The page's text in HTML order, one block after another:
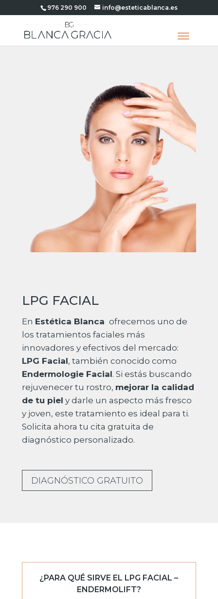
976 290 900 info@esteticablanca.es
LPG FACIAL
En Estética Blanca ofrecemos uno de
los tratamientos faciales más
innovadores y efectivos del mercado:
LPG Facial, también conocido como
Endermologie Facial. Si estás buscando
rejuvenecer tu rostro, mejorar la calidad
de tu piel y darle un aspecto más fresco
y joven, este tratamiento es ideal para ti.
Solicita ahora tu cita gratuita de
diagnóstico personalizado.
DIAGNÓSTICO GRATUITO
¿PARA QUÉ SIRVE EL LPG FACIAL –
ENDERMOLIFT?